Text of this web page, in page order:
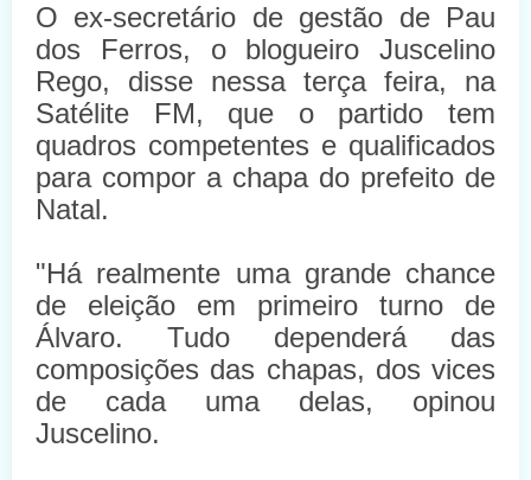
O ex-secretário de gestão de Pau
dos Ferros, o blogueiro Juscelino
Rego, disse nessa terça feira, na
Satélite FM, que o partido tem
quadros competentes e qualificados
para compor a chapa do prefeito de
Natal.
"Há realmente uma grande chance
de eleição em primeiro turno de
Álvaro. Tudo dependerá das
composições das chapas, dos vices
de cada uma delas, opinou
Juscelino.